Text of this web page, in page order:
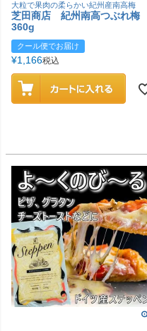
大粒で果肉の柔らかい紀州産南高梅
芝田商店 紀州南高つぶれ梅
360g
クール便でお届け
¥1,166税込